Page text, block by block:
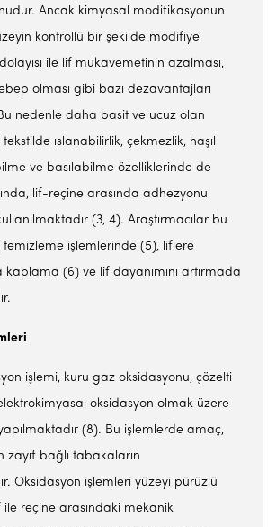
Ancak kimyasal modifikasyonun
kontrollü bir şekilde modifiye
ile lif mukavemetinin azalması,
olması gibi bazı dezavantajları
nedenle daha basit ve ucuz olan
ıslanabilirlik, çekmezlik, haşıl
ve basılabilme özelliklerinde de
lif-reçine arasında adhezyonu
(3, 4). Araştırmacılar bu
temizleme işlemlerinde (5), liflere
(6) ve lif dayanımını artırmada
işlemi, kuru gaz oksidasyonu, çözelti
oksidasyon olmak üzere
(8). Bu işlemlerde amaç,
zayıf bağlı tabakaların
Oksidasyon işlemleri yüzeyi pürüzlü
reçine arasındaki mekanik